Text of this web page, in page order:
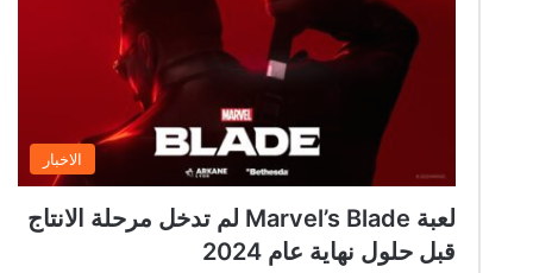
الاخبار
لعبة Marvel’s Blade لم تدخل مرحلة الانتاج
قبل حلول نهاية عام 2024